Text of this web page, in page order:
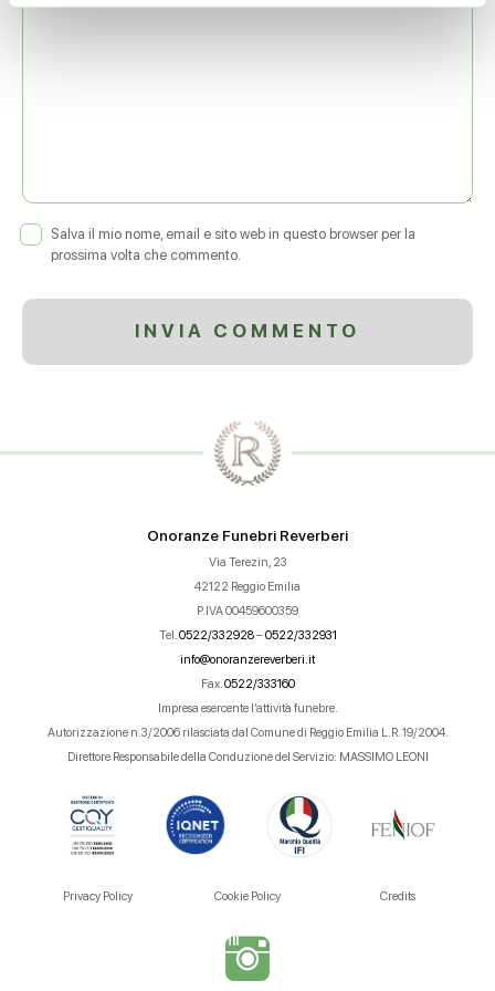
Salva il mio nome, email e sito web in questo browser per la
prossima volta che commento.
Onoranze Funebri Reverberi
Via Terezin, 23
42122 Reggio Emilia
P.IVA 00459600359
Tel. 0522/332928–0522/332931
info@onoranzereverberi.it
Fax. 0522/333160
Impresa esercente l’attività funebre.
Autorizzazione n.3/2006 rilasciata dal Comune di Reggio Emilia L.R. 19/2004.
Direttore Responsabile della Conduzione del Servizio: MASSIMO LEONI
Privacy Policy Cookie Policy Credits